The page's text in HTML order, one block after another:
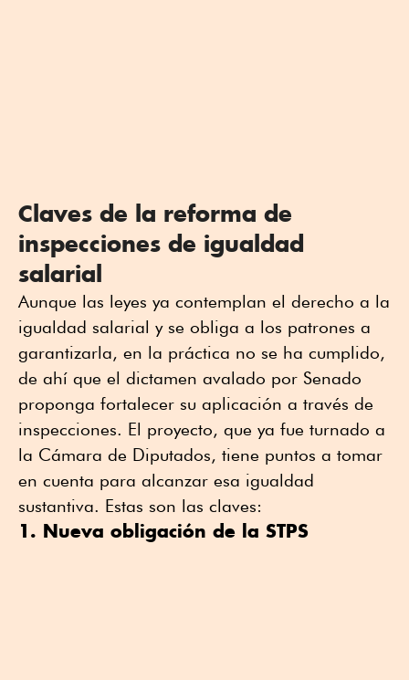
Claves de la reforma de
inspecciones de igualdad
salarial
Aunque las leyes ya contemplan el derecho a la
igualdad salarial y se obliga a los patrones a
garantizarla, en la práctica no se ha cumplido,
de ahí que el dictamen avalado por Senado
proponga fortalecer su aplicación a través de
inspecciones. El proyecto, que ya fue turnado a
la Cámara de Diputados, tiene puntos a tomar
en cuenta para alcanzar esa igualdad
sustantiva. Estas son las claves:
1. Nueva obligación de la STPS